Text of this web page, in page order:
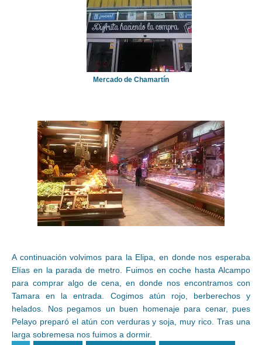
Mercado de Chamartín
A continuación volvimos para la Elipa, en donde nos esperaba
Elías en la parada de metro. Fuimos en coche hasta Alcampo
para comprar algo de cena, en donde nos encontramos con
Tamara en la entrada. Cogimos atún rojo, berberechos y
helados. Nos pegamos un buen homenaje para cenar, pues
Pelayo preparó el atún con verduras y soja, muy rico. Tras una
larga sobremesa nos fuimos a dormir.